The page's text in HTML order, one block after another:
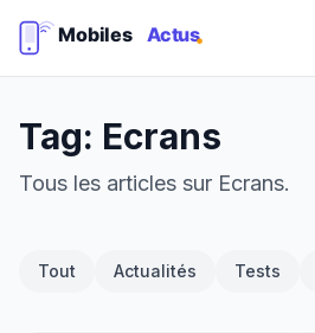
Tag: Ecrans
Tous les articles sur Ecrans.
Tout Actualités Tests